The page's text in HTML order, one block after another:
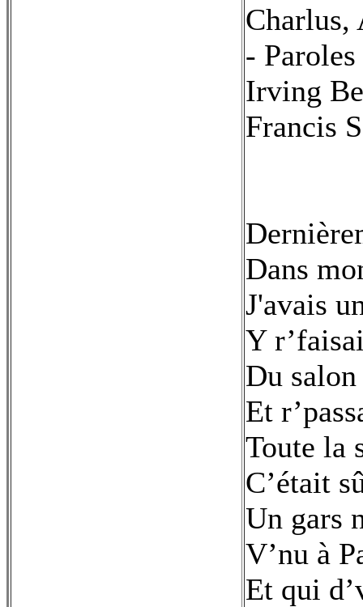
Charlus,
-
Irving
Francis
Dans
J'avais
Y
Du salon
Et
Toute la
C’était
Un gars
V’nu à
Et qui